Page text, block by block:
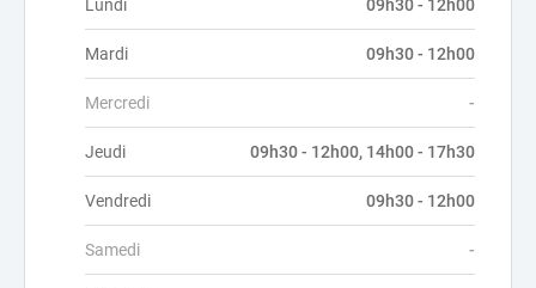
Lundi 09h30 - 12h00
Mardi 09h30 - 12h00
Mercredi -
Jeudi 09h30 - 12h00, 14h00 - 17h30
Vendredi 09h30 - 12h00
Samedi -